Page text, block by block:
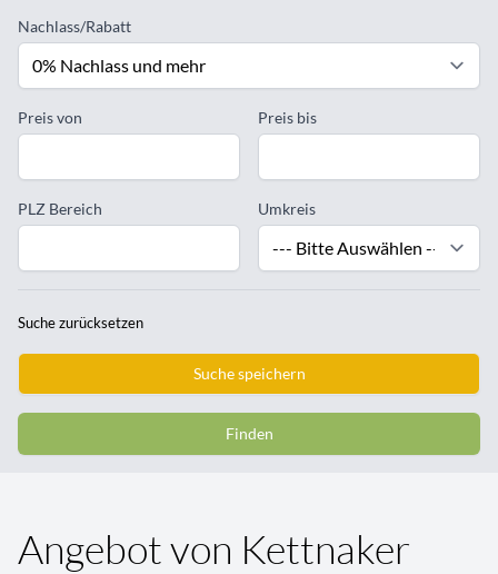
Nachlass/Rabatt
Preis von Preis bis
PLZ Bereich Umkreis
Suche zurücksetzen
Suche speichern
Finden
Angebot von Kettnaker